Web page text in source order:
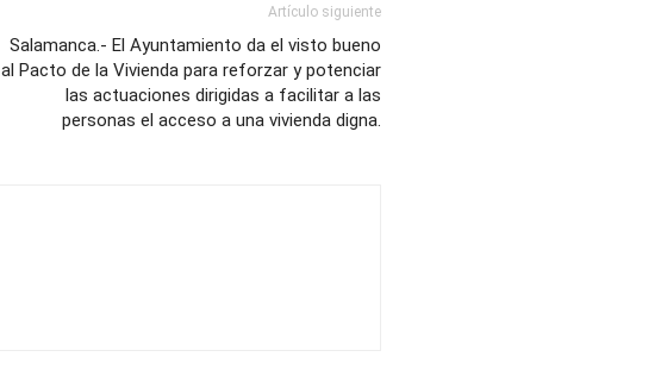
Artículo siguiente
Salamanca.- El Ayuntamiento da el visto bueno
al Pacto de la Vivienda para reforzar y potenciar
las actuaciones dirigidas a facilitar a las
personas el acceso a una vivienda digna.